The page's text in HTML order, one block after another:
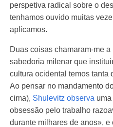
perspetiva radical sobre o
tenhamos ouvido muitas
aplicamos.
Duas coisas chamaram-me
sabedoria milenar que
cultura ocidental temos tanta
Ao pensar no mandamento
cima), Shulevitz observa
obsessão pelo trabalho
durante milhares de anos»,